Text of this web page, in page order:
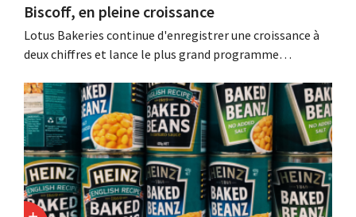
Biscoff, en pleine croissance
Lotus Bakeries continue d'enregistrer une croissance à
deux chiffres et lance le plus grand programme
capacité de production de Biscoff : « Nous devons saisir
cette opportunité ».